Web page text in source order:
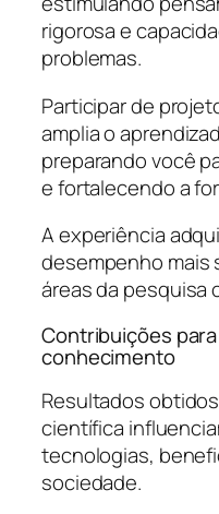
rigorosa e
problemas.
Participar de
amplia o
preparando você
e fortalecendo a
A experiência
desempenho mais
áreas da pesquisa
Contribuições
conhecimento
Resultados
científica
tecnologias,
sociedade.